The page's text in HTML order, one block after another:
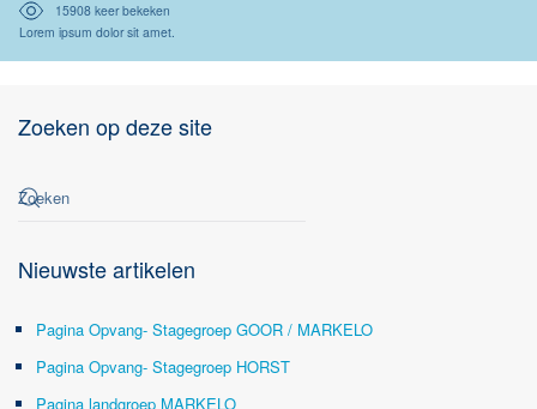
15908 keer bekeken
Lorem ipsum dolor sit amet.
Zoeken op deze site
Nieuwste artikelen
Pagina Opvang- Stagegroep GOOR / MARKELO
Pagina Opvang- Stagegroep HORST
Pagina landgroep MARKELO